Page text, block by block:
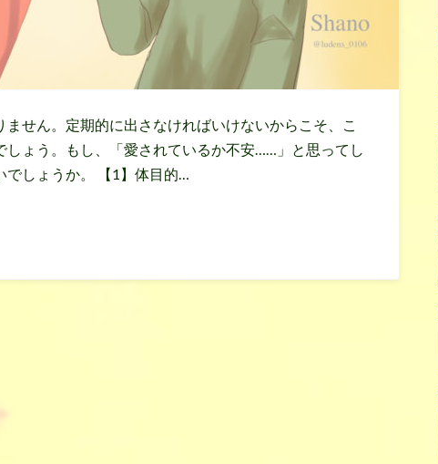
せん。定期的に出さなければいけないからこそ、こ
しょう。もし、「愛されているか不安……」と思ってし
でしょうか。 【1】体目的…